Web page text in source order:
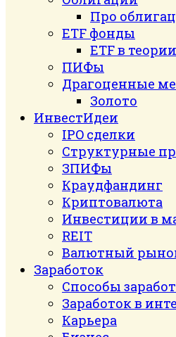
Про
ETF фонды
ETF в теории
ПИФы
Драгоценные
Золото
ИнвестИдеи
IPO сделки
Структурные
ЗПИФы
Краудфандинг
Криптовалюта
Инвестиции в
REIT
Валютный
Заработок
Способы
Заработок в
Карьера